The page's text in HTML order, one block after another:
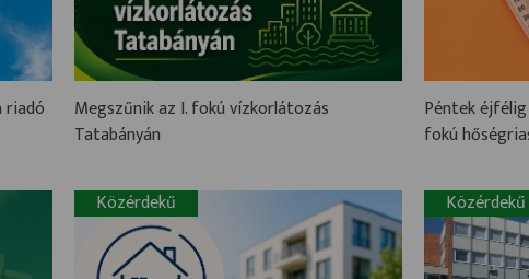
riadó
Megszűnik az I. fokú vízkorlátozás
Tatabányán
Péntek
fokú
Közérdekű Közérdekű